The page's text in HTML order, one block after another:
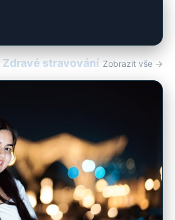
Zdravé stravování Zobrazit vše →